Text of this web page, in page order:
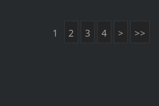
1 2 3 4 > >>